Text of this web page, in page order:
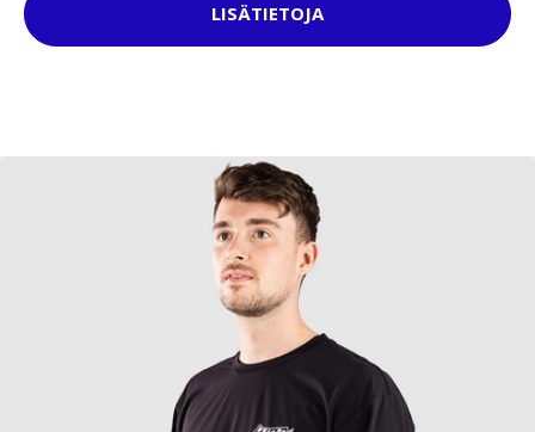
LISÄTIETOJA